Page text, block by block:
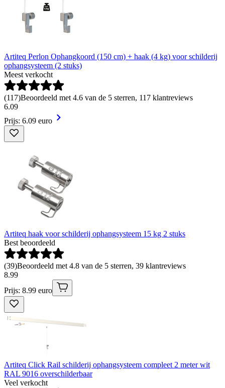
Artiteq Perlon Ophangkoord (150 cm) + haak (4 kg) voor schilderij
ophangsysteem (2 stuks)
Meest verkocht
(117)Beoordeeld met 4.6 van de 5 sterren, 117 klantreviews
6.09
Prijs: 6.09 euro
Artiteq haak voor schilderij ophangsysteem 15 kg 2 stuks
Best beoordeeld
(39)Beoordeeld met 4.8 van de 5 sterren, 39 klantreviews
8.99
Prijs: 8.99 euro
Artiteq Click Rail schilderij ophangsysteem compleet 2 meter wit
RAL 9016 overschilderbaar
Veel verkocht